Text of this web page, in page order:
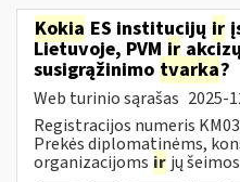
Kokia ES institucijų ir
Lietuvoje, PVM ir
susigrąžinimo tvarka?
Web turinio sąrašas 2025-
Registracijos numeris
Prekės diplomatinėms,
organizacijoms ir jų